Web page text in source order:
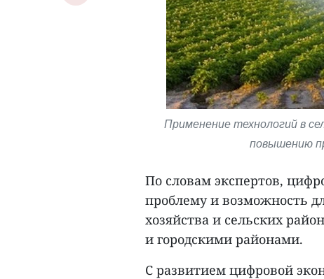
Применение технологий в
повышению
По словам экспертов,
проблему и возможность
хозяйства и сельских
и городскими районами.
С развитием цифровой